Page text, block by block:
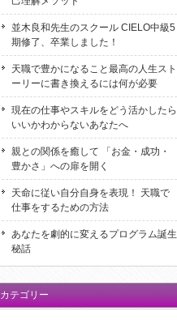
並木良和先生のスクール CIELO中級5
期修了、卒業しました！
天職で豊かになること最高の人生スト
ーリーに書き換えるには何が必要
現在の仕事やスキルをどう活かしたら
いいかわからないあなたへ
親との関係を癒して 「お金・成功・
豊かさ」への扉を開く
天命に従い自分自身を表現！ 天職で
仕事をするための方法
あなたを劇的に変えるプログラム誕生
秘話
カテゴリー